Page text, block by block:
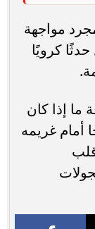
مواجهة
كرويًا
ما إذا كان
أمام غريمه